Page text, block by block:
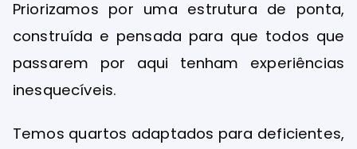
Priorizamos por uma estrutura de ponta,
construída e pensada para que todos que
passarem por aqui tenham experiências
inesquecíveis.
Temos quartos adaptados para deficientes,